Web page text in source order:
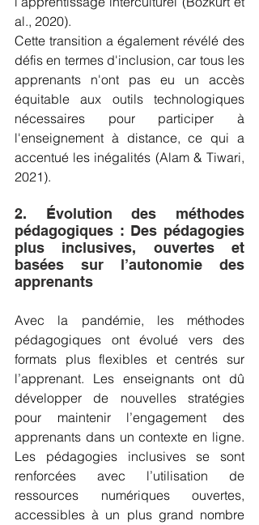
al., 2020).
Cette transition a également révélé des
défis en termes d'inclusion, car tous les
apprenants n'ont pas eu un accès
équitable aux outils technologiques
nécessaires pour participer à
l'enseignement à distance, ce qui a
accentué les inégalités (Alam & Tiwari,
2021).
2. Évolution des méthodes
pédagogiques : Des pédagogies
plus inclusives, ouvertes et
basées sur l’autonomie des
apprenants
Avec la pandémie, les méthodes
pédagogiques ont évolué vers des
formats plus flexibles et centrés sur
l’apprenant. Les enseignants ont dû
développer de nouvelles stratégies
pour maintenir l’engagement des
apprenants dans un contexte en ligne.
Les pédagogies inclusives se sont
renforcées avec l’utilisation de
ressources numériques ouvertes,
accessibles à un plus grand nombre